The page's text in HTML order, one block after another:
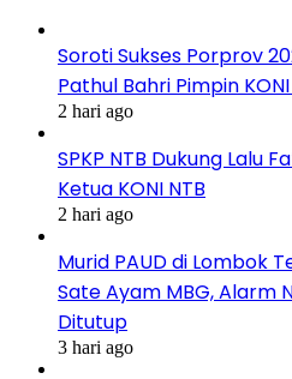
Soroti Sukses Porprov
Pathul Bahri Pimpin KONI
2 hari ago
SPKP NTB Dukung Lalu
Ketua KONI NTB
2 hari ago
Murid PAUD di Lombok
Sate Ayam MBG, Alarm
Ditutup
3 hari ago